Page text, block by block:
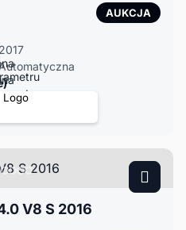
AUKCJA
2017
V8 S 2016